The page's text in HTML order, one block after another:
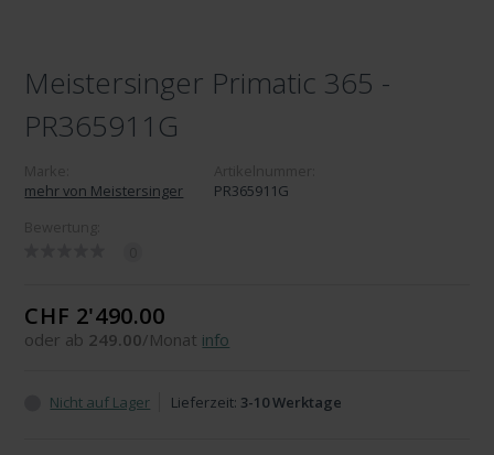
Meistersinger Primatic 365 -
PR365911G
mehr von Meistersinger
PR365911G
CHF 2'490.00
oder ab 249.00/Monat info
Nicht auf Lager Lieferzeit: 3-10 Werktage